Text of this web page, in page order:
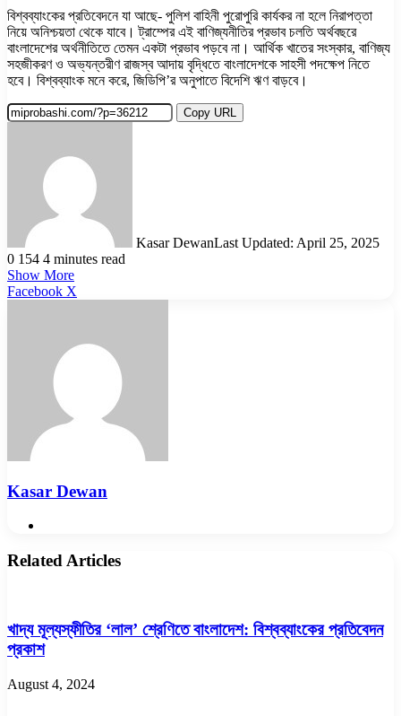
বিশ্বব্যাংকের প্রতিবেদনে যা আছে- পুলিশ বাহিনী পুরোপুরি কার্যকর না হলে নিরাপত্তা
নিয়ে অনিশ্চয়তা থেকে যাবে। ট্রাম্পের এই বাণিজ্যনীতির প্রভাব চলতি অর্থবছরে
বাংলাদেশের অর্থনীতিতে তেমন একটা প্রভাব পড়বে না। আর্থিক খাতের সংস্কার, বাণিজ্য
সহজীকরণ ও অভ্যন্তরীণ রাজস্ব আদায় বৃদ্ধিতে বাংলাদেশকে সাহসী পদক্ষেপ নিতে
হবে। বিশ্বব্যাংক মনে করে, জিডিপি’র অনুপাতে বিদেশি ঋণ বাড়বে।
Copy URL
Kasar DewanLast Updated: April 25, 2025
0 154 4 minutes read
Show More
Facebook X
Kasar Dewan
Related Articles
খাদ্য মূল্যস্ফীতির ‘লাল’ শ্রেণিতে বাংলাদেশ: বিশ্বব্যাংকের প্রতিবেদন
প্রকাশ
August 4, 2024